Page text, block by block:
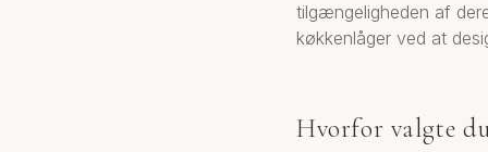
tilgængeligheden af
køkkenlåger ved at
Hvorfor valgte